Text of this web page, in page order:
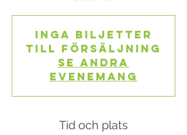
Inga biljetter
till försäljning
Se andra
evenemang
Tid och plats